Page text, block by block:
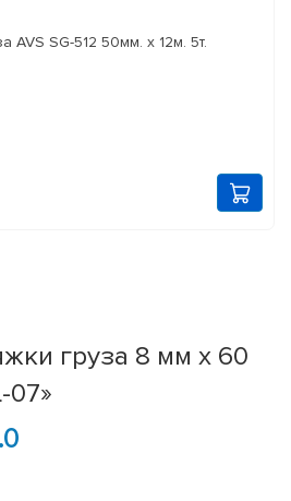
AVS SG-512 50мм. x 12м. 5т.
груза 8 мм x 60
07»